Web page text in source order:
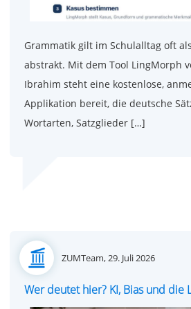
Grammatik gilt im Schulalltag oft
abstrakt. Mit dem Tool LingMorph
Ibrahim steht eine kostenlose,
Applikation bereit, die deutsche
Wortarten, Satzglieder […]
ZUMTeam,Posted
29. Juli 2026
Wer deutet hier? KI, Bias und die